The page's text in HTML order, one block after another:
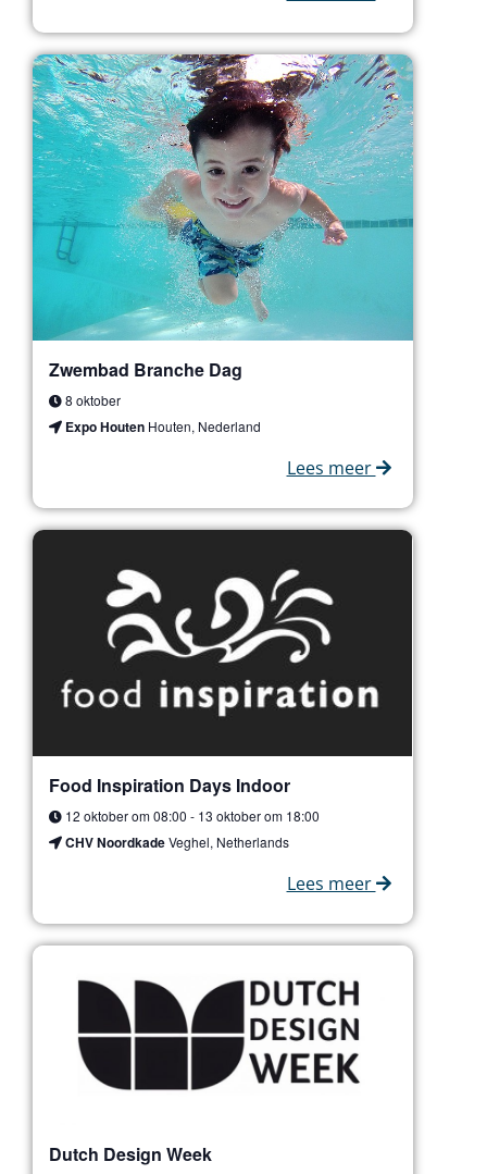
Zwembad Branche Dag
8 oktober
Expo Houten Houten, Nederland
Lees meer
Food Inspiration Days Indoor
12 oktober om 08:00 - 13 oktober om 18:00
CHV NoordkadeVeghel, Netherlands
Lees meer
Dutch Design Week